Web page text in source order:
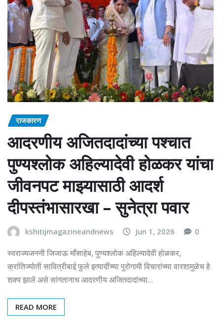
राजकारण
आदरणीय अजितदादांच्या पश्चात
पुण्यश्लोक अहिल्यादेवी होळकर यांचा
जीवनपट माझ्यासाठी आदर्श
दीपस्तंभासारखा – सुनेत्रा पवार
kshitijmagazineandnews Jun 1, 2026 0
स्वराज्यजननी जिजाऊ माँसाहेब, पुण्यश्लोक अहिल्यादेवी होळकर,
क्रांतिज्योती सावित्रीबाई फुले इत्यादींच्या पुरोगामी विचारांच्या वारशामुळेच हे
शक्य झाले असे सांगतानाच आदरणीय अजितदादांच्या…
READ MORE